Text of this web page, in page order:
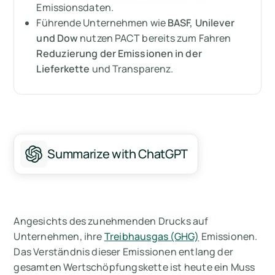
Zusammenfassung
Messen Sie Ihre CO2-Emissionen mit Arbor
Emissionsdaten.
Führende Unternehmen wieBASF, Unilever
und Dow nutzen PACT bereits zum Fahren
Reduzierung der Emissionen in der
Lieferkette und Transparenz.
Summarize with ChatGPT
Angesichts des zunehmenden Drucks auf
Unternehmen, ihreTreibhausgas (GHG) Emissionen.
Das Verständnis dieser Emissionen entlang der
gesamten Wertschöpfungskette ist heute ein Muss